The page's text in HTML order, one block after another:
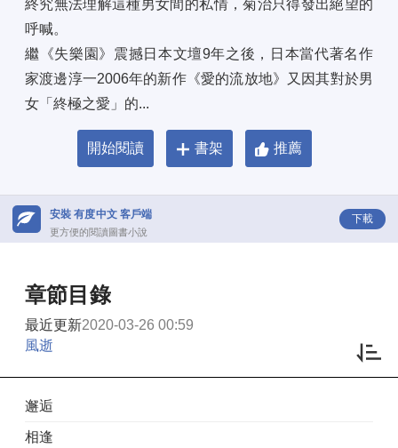
終究無法理解這種男女間的私情，菊治只得發出絕望的
呼喊。
繼《失樂園》震撼日本文壇9年之後，日本當代著名作
家渡邊淳一2006年的新作《愛的流放地》又因其對於男
女「終極之愛」的...
開始閱讀 書架 推薦
安裝 有度中文 客戶端
更方便的閱讀圖書小說
下載
章節目錄
最近更新2020-03-26 00:59
風逝
邂逅
相逢